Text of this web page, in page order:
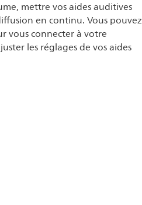
mettre vos aides auditives
en continu. Vous pouvez
vous connecter à votre
les réglages de vos aides